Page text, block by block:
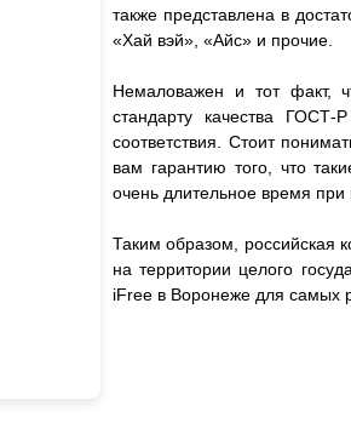
также представлена в
«Хай вэй», «Айс» и прочие.
Немаловажен и тот факт,
стандарту качества
соответствия. Стоит
вам гарантию того, что
очень длительное время при
Таким образом, российская
на территории целого
iFree в Воронеже для самых